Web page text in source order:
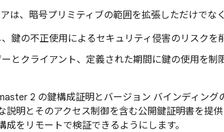
は、暗号プリミティブの範囲を拡張しただけでな
鍵の不正使用によるセキュリティ侵害のリスクを
とクライアント、定義された期間に鍵の使用を制
2 の鍵構成証明とバージョン バインディング
説明とそのアクセス制御を含む公開鍵証明書を提
成をリモートで検証できるようにします。